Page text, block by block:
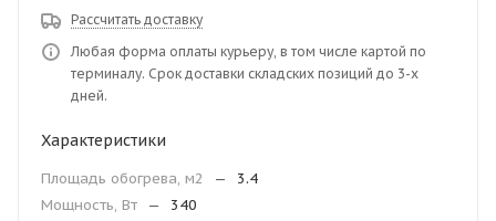
Рассчитать доставку
Любая форма оплаты курьеру, в том числе картой по
терминалу. Срок доставки складских позиций до 3-х
дней.
Характеристики
Площадь обогрева, м2 —
3.4
Мощность, Вт
—
340